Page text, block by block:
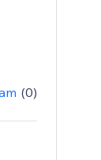
(0)